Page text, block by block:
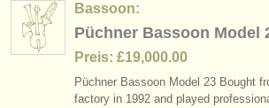
Bassoon:
Püchner Bassoon Model
Preis: £19,000.00
Püchner Bassoon Model 23 Bought
factory in 1992 and played